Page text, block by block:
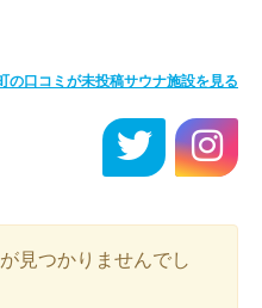
の口コミが未投稿サウナ施設を見る
見つかりませんでし